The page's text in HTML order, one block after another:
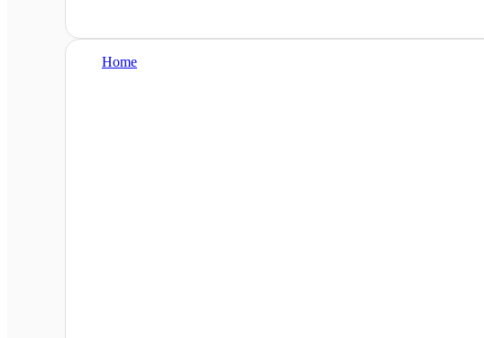
Home